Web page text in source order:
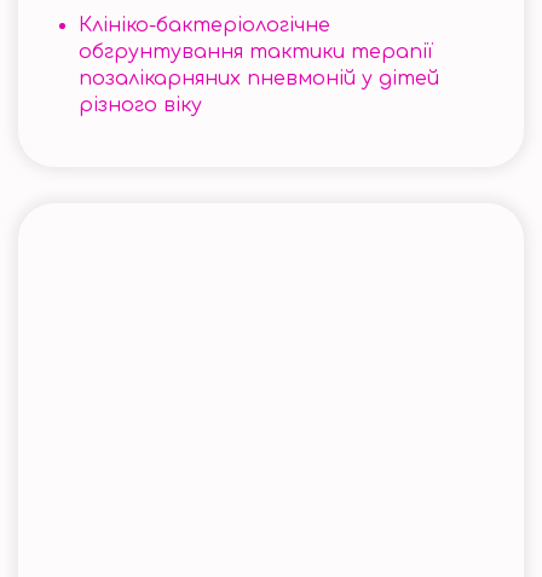
Клініко-бактеріологічне
обгрунтування тактики терапії
позалікарняних пневмоній у дітей
різного віку